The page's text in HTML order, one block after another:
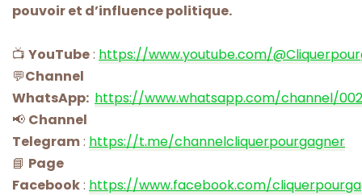
pouvoir et d’influence politique.
📺 YouTube: https://www.youtube.com/
💬Channel
WhatsApp: https://www.whatsapp.com/channel/
📢 Channel
Telegram: https://t.me/channelcliquerpourgagner
📘 Page
Facebook: https://www.facebook.com/